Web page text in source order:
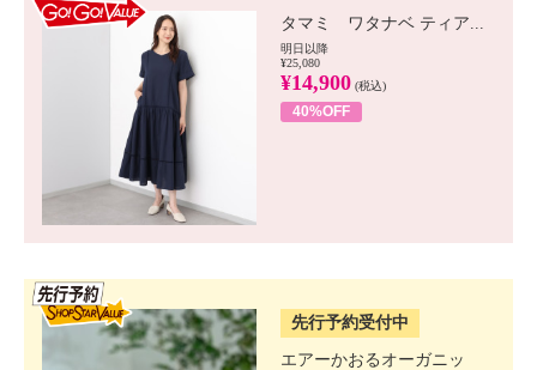
タマミ ワタナベ ティア...
明日以降
¥25,080
¥14,900 (税込)
40%OFF
先行予約受付中
エアーかおるオーガニッ